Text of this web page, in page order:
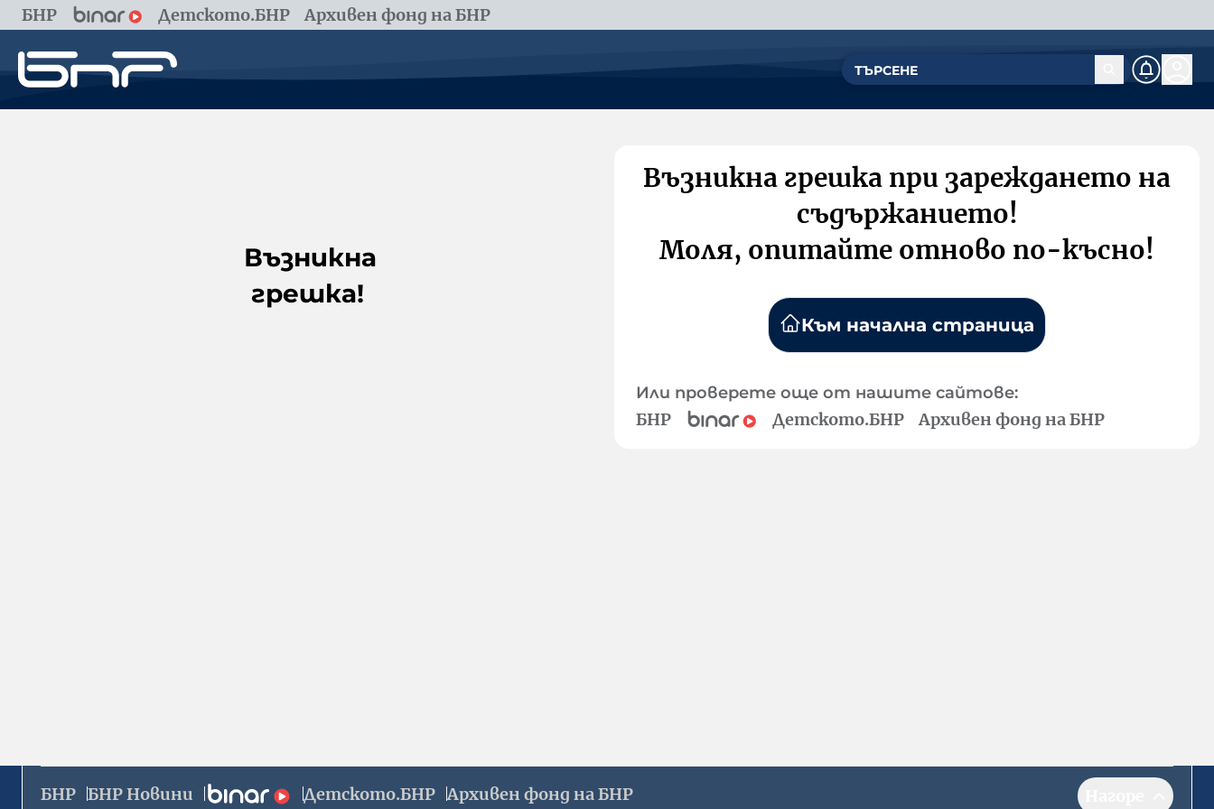
БНР Детското.БНР Архивен фонд на БНР
Възникна
грешка!
Възникна грешка при зареждането на
съдържанието!
Моля, опитайте отново по-късно!
Към начална страница
Или проверете още от нашите сайтове:
БНР Детското.БНР Архивен фонд на БНР
БНР БНР Новини Детското.БНР Архивен фонд на БНР